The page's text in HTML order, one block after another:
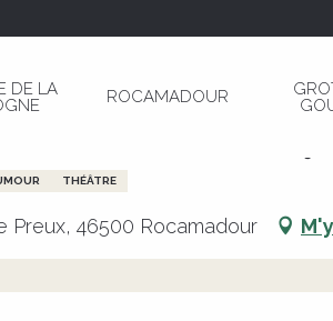
DE LA
ROCAMADOUR
Café Théâtre Côté Rocher "Cocu
> 22 novembre
Côté Rocher "Cocu
THÉÂTRE
Preux, 46500 Rocamadour